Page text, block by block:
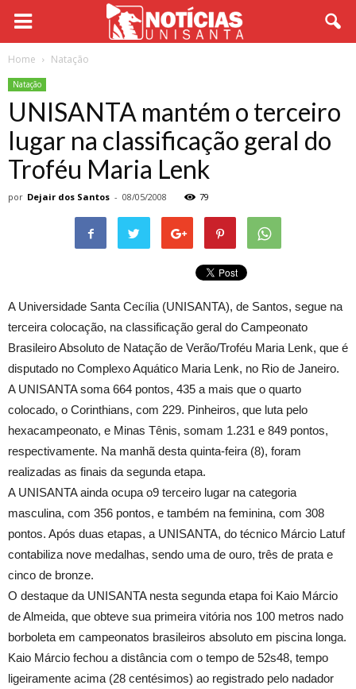
Home Natação
Natação
UNISANTA mantém o terceiro
lugar na classificação geral do
Troféu Maria Lenk
por Dejair dos Santos - 08/05/2008 79
A Universidade Santa Cecília (UNISANTA), de Santos, segue na
terceira colocação, na classificação geral do Campeonato
Brasileiro Absoluto de Natação de Verão/Troféu Maria Lenk, que é
disputado no Complexo Aquático Maria Lenk, no Rio de Janeiro.
A UNISANTA soma 664 pontos, 435 a mais que o quarto
colocado, o Corinthians, com 229. Pinheiros, que luta pelo
hexacampeonato, e Minas Tênis, somam 1.231 e 849 pontos,
respectivamente. Na manhã desta quinta-feira (8), foram
realizadas as finais da segunda etapa.
A UNISANTA ainda ocupa o9 terceiro lugar na categoria
masculina, com 356 pontos, e também na feminina, com 308
pontos. Após duas etapas, a UNISANTA, do técnico Márcio Latuf
contabiliza nove medalhas, sendo uma de ouro, três de prata e
cinco de bronze.
O destaque da UNISANTA nesta segunda etapa foi Kaio Márcio
de Almeida, que obteve sua primeira vitória nos 100 metros nado
borboleta em campeonatos brasileiros absoluto em piscina longa.
Kaio Márcio fechou a distância com o tempo de 52s48, tempo
ligeiramente acima (28 centésimos) ao registrado pelo nadador